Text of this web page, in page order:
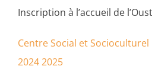
Inscription à l’accueil de
Centre Social et
2024 2025